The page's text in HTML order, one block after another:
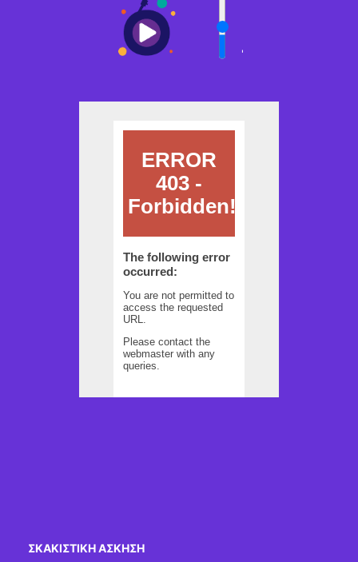
'
ΣΚΑΚΙΣΤΙΚΉ ΆΣΚΗΣΗ